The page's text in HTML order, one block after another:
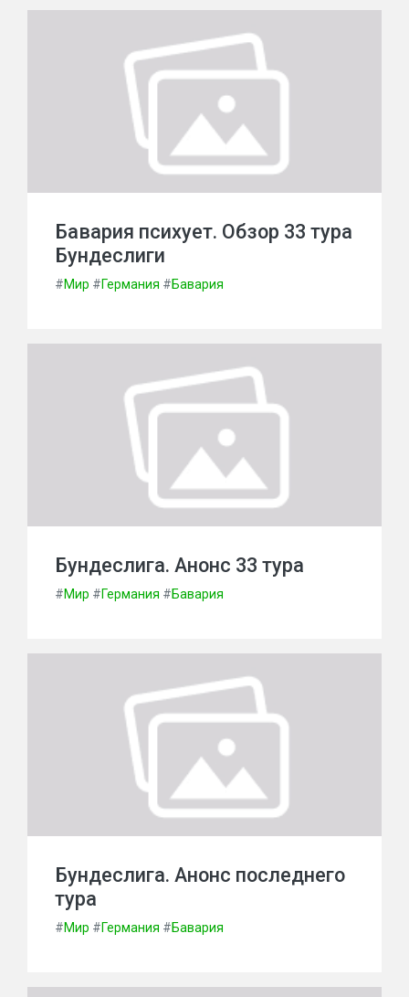
Бавария психует. Обзор 33 тура
Бундеслиги
#Мир #Германия #Бавария
Бундеслига. Анонс 33 тура
#Мир #Германия #Бавария
Бундеслига. Анонс последнего
тура
#Мир #Германия #Бавария